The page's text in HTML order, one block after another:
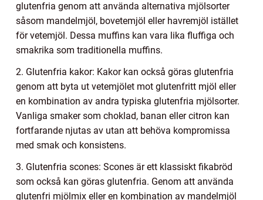
glutenfria genom att använda alternativa mjölsorter
såsom mandelmjöl, bovetemjöl eller havremjöl istället
för vetemjöl. Dessa muffins kan vara lika fluffiga och
smakrika som traditionella muffins.
2. Glutenfria kakor: Kakor kan också göras glutenfria
genom att byta ut vetemjölet mot glutenfritt mjöl eller
en kombination av andra typiska glutenfria mjölsorter.
Vanliga smaker som choklad, banan eller citron kan
fortfarande njutas av utan att behöva kompromissa
med smak och konsistens.
3. Glutenfria scones: Scones är ett klassiskt fikabröd
som också kan göras glutenfria. Genom att använda
glutenfri mjölmix eller en kombination av mandelmjöl